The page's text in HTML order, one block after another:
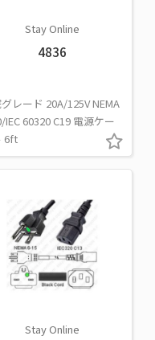
Stay Online
4836
レード 20A/125V NEMA
IEC 60320 C19 電源ケー
6ft
Stay Online